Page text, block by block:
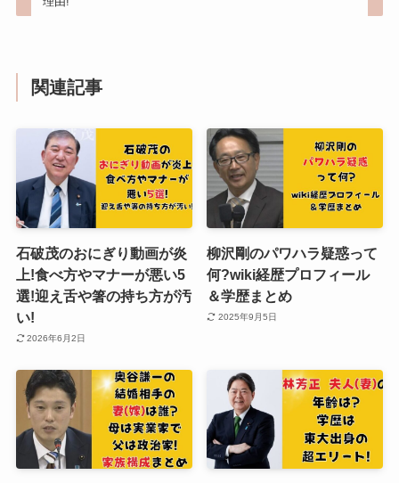
関連記事
石破茂のおにぎり動画が炎
上!食べ方やマナーが悪い5
選!迎え舌や箸の持ち方が汚
い!
2026年6月2日
柳沢剛のパワハラ疑惑って
何?wiki経歴プロフィール
＆学歴まとめ
2025年9月5日